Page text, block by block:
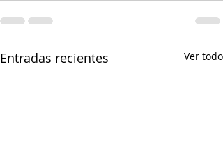
Entradas recientes Ver todo